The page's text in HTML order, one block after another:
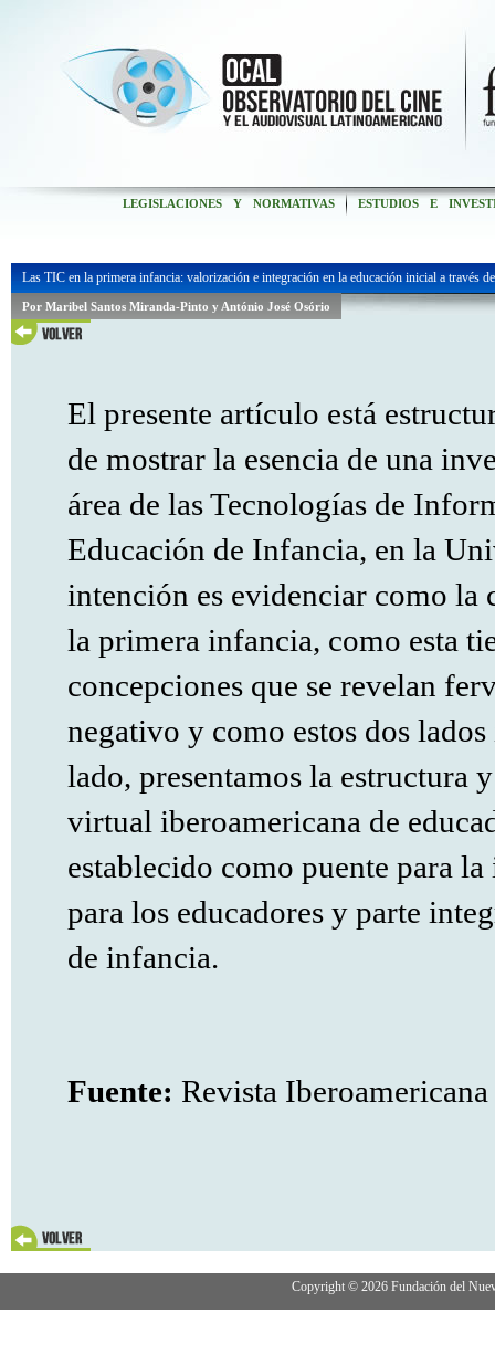
LEGISLACIONES Y NORMATIVAS ESTUDIOS E
Las TIC en la primera infancia: valorización e integración en la educación inicial a través
Por Maribel Santos Miranda-Pinto y António José Osório
El presente artículo está
de mostrar la esencia de una
área de las Tecnologías de
Educación de Infancia, en la
intención es evidenciar como la
la primera infancia, como esta
concepciones que se revelan
negativo y como estos dos
lado, presentamos la estructura
virtual iberoamericana de
establecido como puente para
para los educadores y parte
de infancia.
Fuente: Revista
Copyright © 2026 Fundación del